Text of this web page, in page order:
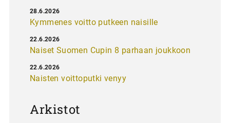
Kymmenes voitto putkeen naisille
28.6.2026
Naiset Suomen Cupin 8 parhaan joukkoon
22.6.2026
Naisten voittoputki venyy
22.6.2026
Arkistot